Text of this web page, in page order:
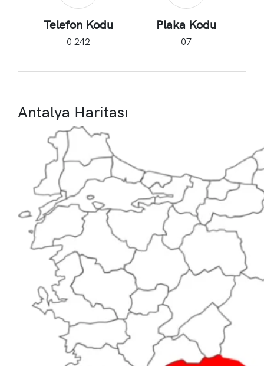
Telefon Kodu
0 242
Plaka Kodu
07
Antalya Haritası